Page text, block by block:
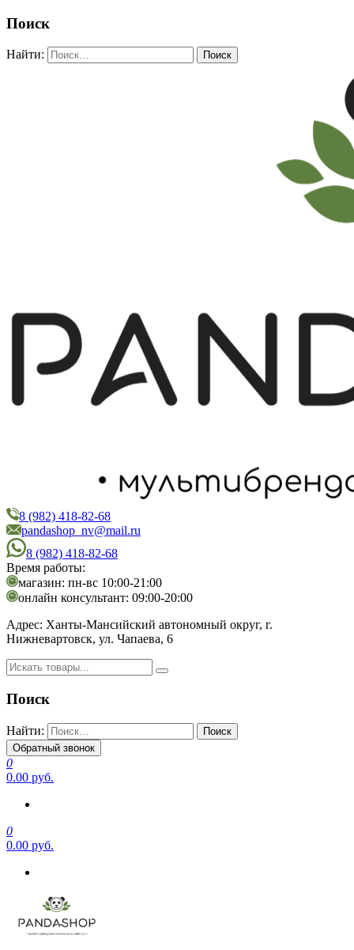
Поиск
Найти:
PandaShop
Интернет-магазин косметики
8 (982) 418-82-68
pandashop_nv@mail.ru
8 (982) 418-82-68
Время работы:
магазин: пн-вс 10:00-21:00
онлайн консультант: 09:00-20:00
Адрес: Ханты-Мансийский автономный округ, г.
Нижневартовск, ул. Чапаева, 6
Поиск
Найти:
Обратный звонок
0
0.00 руб.
0
0.00 руб.